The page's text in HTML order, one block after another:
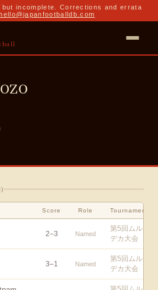
incomplete. Corrections and errata
)
Score Role Tournament
2–3 Named
第5回ムル
デカ大会
3–1 Named
第5回ムル
デカ大会